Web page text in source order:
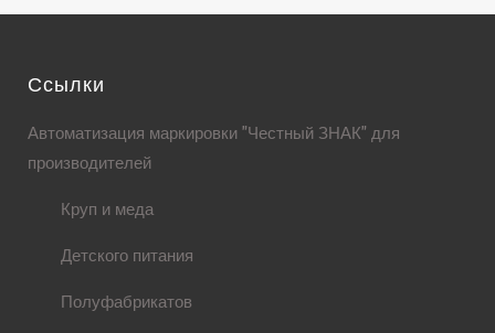
Ссылки
Автоматизация маркировки "Честный ЗНАК" для
производителей
Круп и меда
Детского питания
Полуфабрикатов